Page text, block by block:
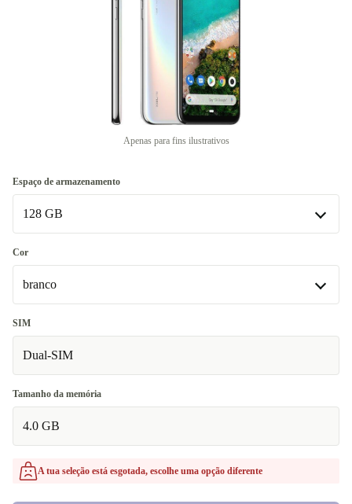
Apenas para fins ilustrativos
Espaço de armazenamento
128 GB
128 GB
Disponível noutras configurações
64 GB
Cor
branco
branco
Disponível noutras configurações
cinzento
SIM
Dual-SIM
Tamanho da memória
4.0 GB
A tua seleção está esgotada, escolhe uma opção diferente